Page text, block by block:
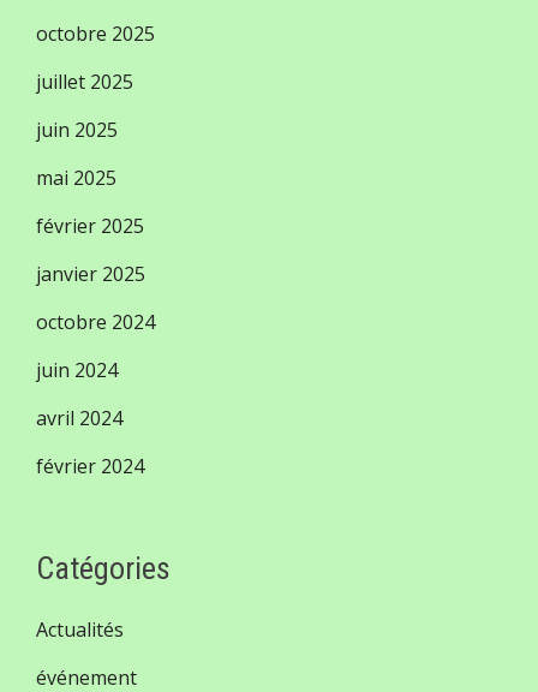
octobre 2025
juillet 2025
juin 2025
mai 2025
février 2025
janvier 2025
octobre 2024
juin 2024
avril 2024
février 2024
Catégories
Actualités
événement